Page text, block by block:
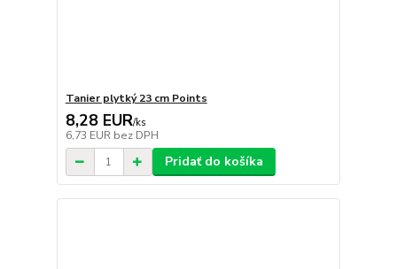
Tanier plytký 23 cm Points
8,28 EUR/ks
6,73 EUR bez DPH
Pridať do košíka